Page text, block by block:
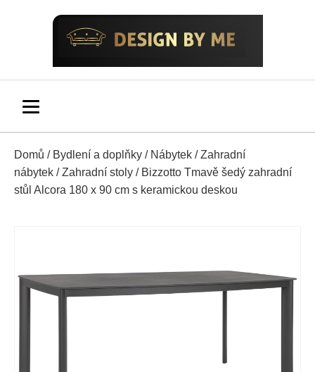
Domů / Bydlení a doplňky / Nábytek /Zahradní
nábytek /Zahradní stoly / Bizzotto Tmavě šedý zahradní
stůl Alcora 180 x 90 cm s keramickou deskou